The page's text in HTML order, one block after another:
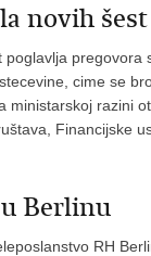
novih
poglavlja
cime se
ministarskoj razini
Financijske
Berlinu
RH